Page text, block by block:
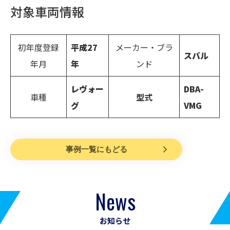
対象車両情報
初年度登録
年月
平成27
年
メーカー・ブラ
ンド
スバル
車種
レヴォー
グ
型式
DBA-
VMG
事例一覧にもどる
News
お知らせ